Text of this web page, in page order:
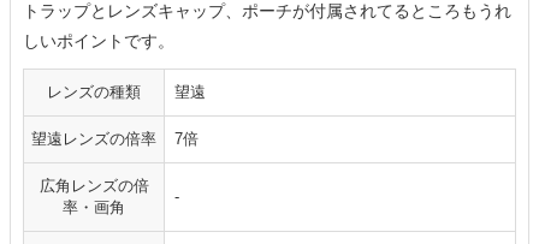
トラップとレンズキャップ、ポーチが付属されてるところもうれ
しいポイントです。
レンズの種類 望遠
望遠レンズの倍率 7倍
広角レンズの倍
率・画角
-